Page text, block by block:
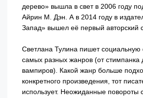
дерево» вышла в свет в 2006 году
Айрин М. Дэн. А в 2014 году в
Запад» вышел её первый авторский
Светлана Тулина пишет социальную
самых разных жанров (от стимпанка
вампиров). Какой жанр больше
конкретного произведения, тот
использует. Неожиданные повороты